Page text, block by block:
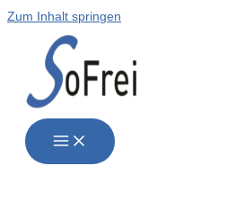
Zum Inhalt springen